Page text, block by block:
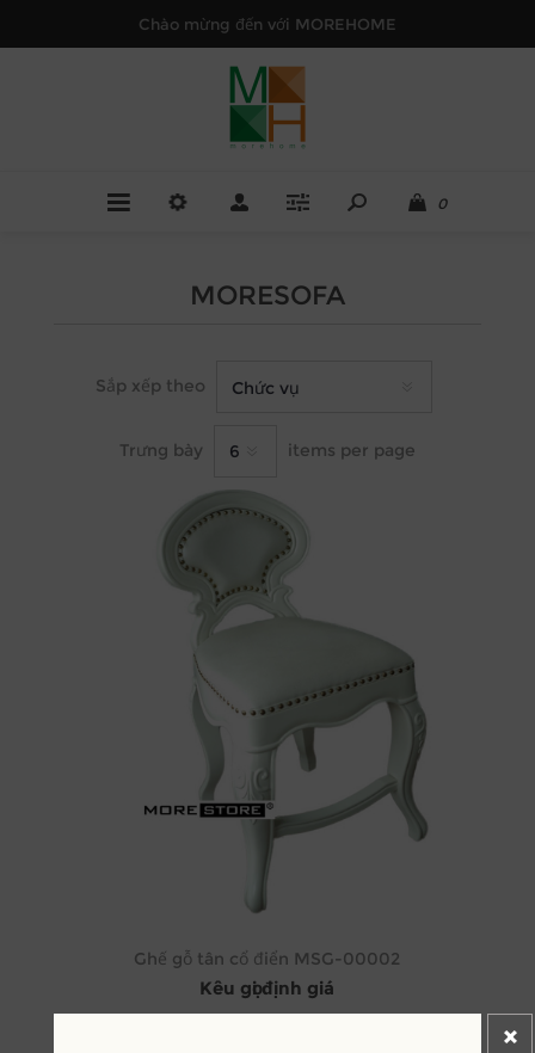
Chào mừng đến với MOREHOME
0
MORESOFA
Sắp xếp theo
Trưng bày items per page
Ghế gỗ tân cổ điển MSG-00002
Kêu gọi định giá